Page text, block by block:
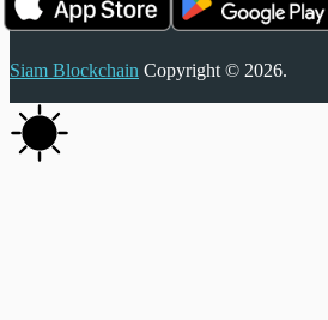
Siam Blockchain Copyright © 2026.